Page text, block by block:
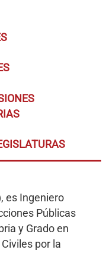
es Ingeniero
Públicas
y Grado en
por la